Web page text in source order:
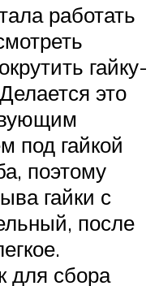
работать
гайку-
это
под гайкой
поэтому
гайки с
после
для сбора